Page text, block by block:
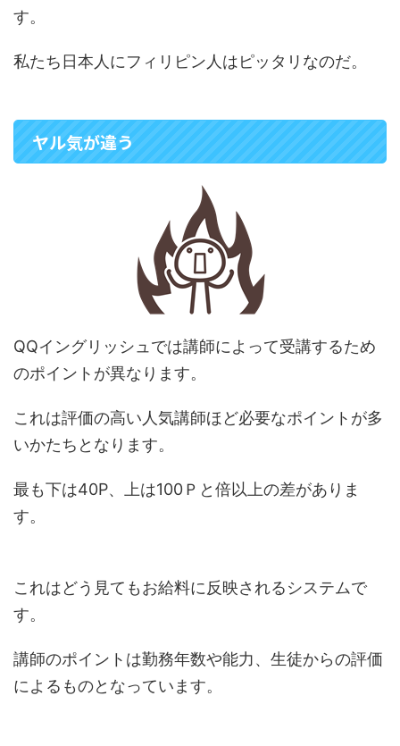
す。
私たち日本人にフィリピン人はピッタリなのだ。
ヤル気が違う
QQイングリッシュでは講師によって受講するため
のポイントが異なります。
これは評価の高い人気講師ほど必要なポイントが多
いかたちとなります。
最も下は40P、上は100Ｐと倍以上の差がありま
す。
これはどう見てもお給料に反映されるシステムで
す。
講師のポイントは勤務年数や能力、生徒からの評価
によるものとなっています。